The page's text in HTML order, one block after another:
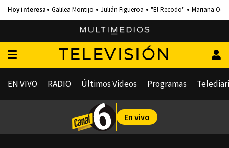
Galilea Montijo Julián Figueroa "El Recodo" Mariana
TELEVISIÓN
EN VIVO RADIO Últimos Videos Programas
En vivo